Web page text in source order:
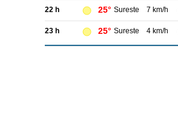
22 h 25° Sureste 7 km/h
23 h 25° Sureste 4 km/h